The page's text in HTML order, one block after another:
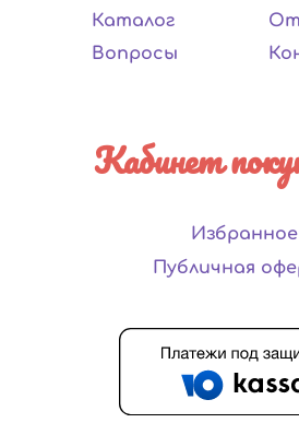
Каталог
Вопросы
Кабинет
Избранное
Публичная